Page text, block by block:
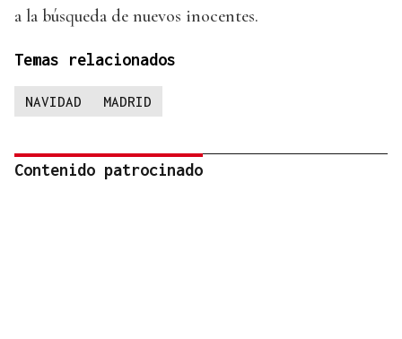
a la búsqueda de nuevos inocentes.
Temas relacionados
NAVIDAD MADRID
Contenido patrocinado